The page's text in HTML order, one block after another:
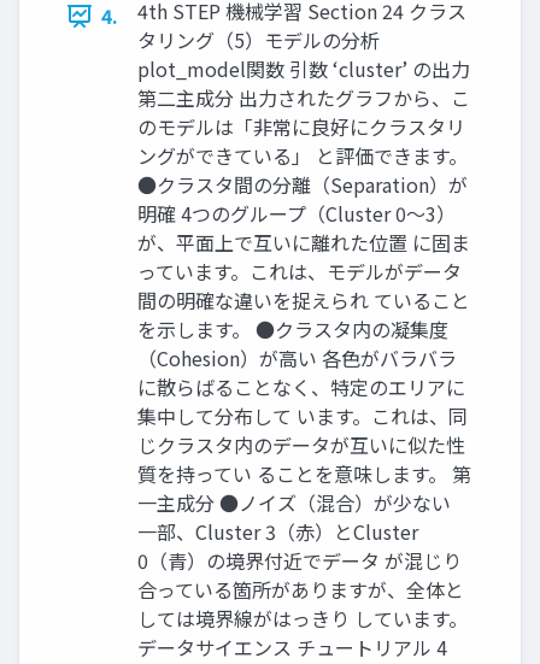
4.
4th STEP 機械学習 Section 24 クラス
タリング（5）モデルの分析
plot_model関数 引数 ‘cluster’ の出力
第二主成分 出力されたグラフから、こ
のモデルは「非常に良好にクラスタリ
ングができている」 と評価できます。
●クラスタ間の分離（Separation）が
明確 4つのグループ（Cluster 0〜3）
が、平面上で互いに離れた位置 に固ま
っています。これは、モデルがデータ
間の明確な違いを捉えられ ていること
を示します。 ●クラスタ内の凝集度
（Cohesion）が高い 各色がバラバラ
に散らばることなく、特定のエリアに
集中して分布して います。これは、同
じクラスタ内のデータが互いに似た性
質を持ってい ることを意味します。 第
一主成分 ●ノイズ（混合）が少ない
一部、Cluster 3（赤）とCluster
0（青）の境界付近でデータ が混じり
合っている箇所がありますが、全体と
しては境界線がはっきり しています。
データサイエンス チュートリアル 4